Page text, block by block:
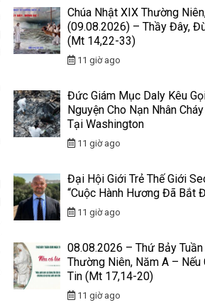
Chúa Nhật XIX Thường
(09.08.2026) – Thầy Đây,
(Mt 14,22-33)
11 giờ ago
Đức Giám Mục Daly Kêu
Nguyện Cho Nạn Nhân
Tại Washington
11 giờ ago
Đại Hội Giới Trẻ Thế Giới
“Cuộc Hành Hương Đã Bắt
11 giờ ago
08.08.2026 – Thứ Bảy
Thường Niên, Năm A – Nếu
Tin (Mt 17,14-20)
11 giờ ago